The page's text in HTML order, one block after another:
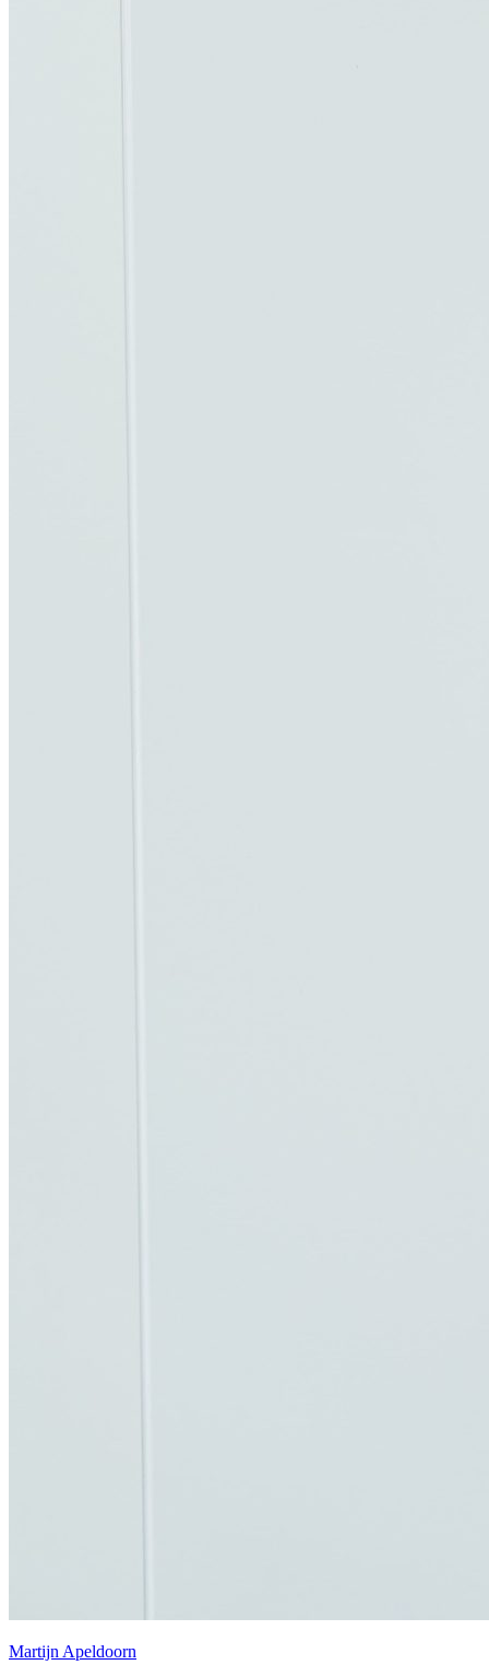
Martijn Apeldoorn